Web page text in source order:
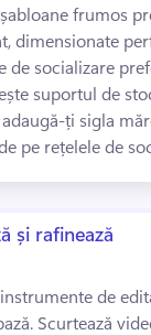
frumos
dimensionate
de socializare
suportul de
ți sigla
pe rețelele de
și rafinează
de
Scurtează